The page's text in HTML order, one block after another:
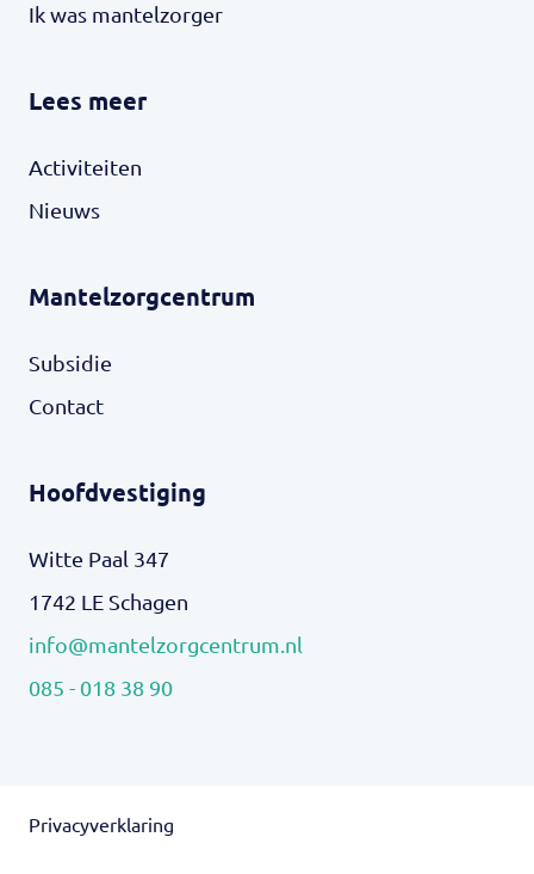
Ik was mantelzorger
Lees meer
Activiteiten
Nieuws
Mantelzorgcentrum
Subsidie
Contact
Hoofdvestiging
Witte Paal 347
1742 LE Schagen
info@mantelzorgcentrum.nl
085 - 018 38 90
Privacyverklaring